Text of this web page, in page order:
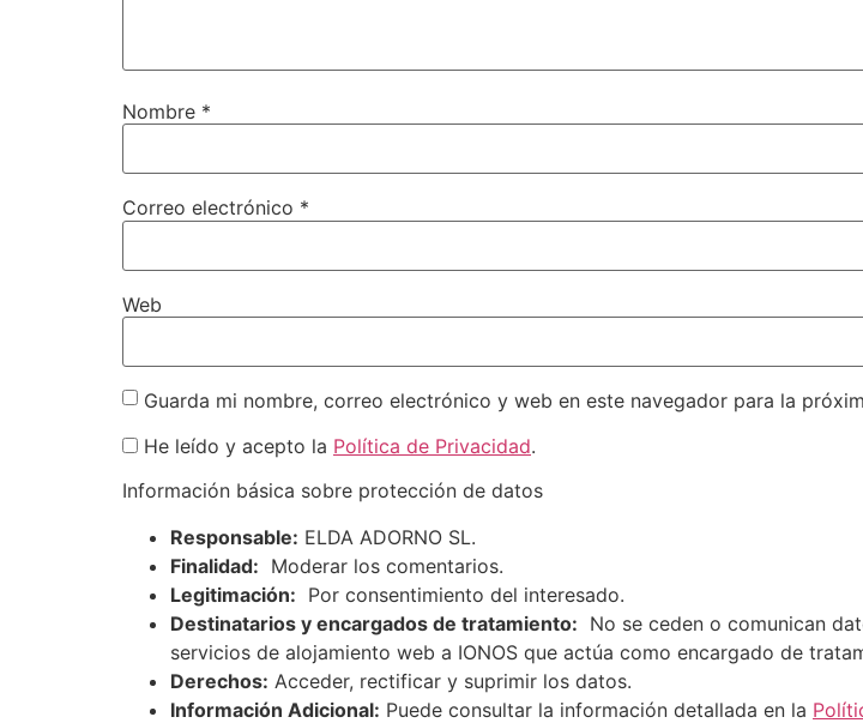
Nombre *
Correo electrónico *
Web
Guarda mi nombre, correo electrónico y web en este navegador para la
He leído y acepto la Política de Privacidad.
Información básica sobre protección de datos
Responsable: ELDA ADORNO SL.
Finalidad: Moderar los comentarios.
Legitimación: Por consentimiento del interesado.
Destinatarios y encargados de tratamiento: No se ceden o comunican
servicios de alojamiento web a IONOS que actúa como encargado de
Derechos: Acceder, rectificar y suprimir los datos.
Información Adicional: Puede consultar la información detallada en la